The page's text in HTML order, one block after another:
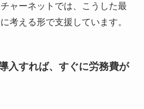
ャーネットでは、こうした最
考える形で支援しています。
入すれば、すぐに労務費が